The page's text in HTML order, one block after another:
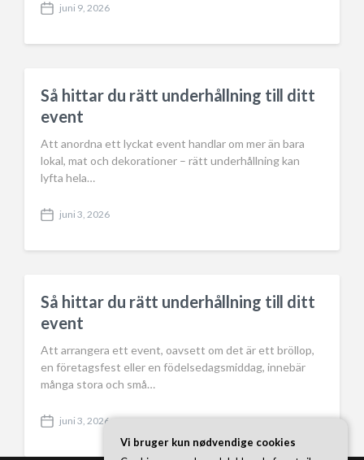
P
s
a
t
e
juni 9, 2026
Så hittar du rätt underhållning till ditt
event
Att anordna ett lyckat event handlar om mer än bara
lokal, mat och dekorationer – rätt underhållning kan
lyfta hela…
P
s
a
t
e
juni 3, 2026
Så hittar du rätt underhållning till ditt
event
Att arrangera ett event, oavsett om det är ett bröllop,
en företagsfest eller en födelsedagsmiddag, innebär
många stora och små…
P
s
juni 3, 2026
Vi bruger kun nødvendige cookies